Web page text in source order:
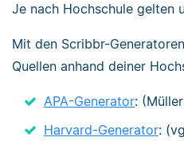
Je nach Hochschule gelten
Mit den Scribbr-
Quellen anhand deiner
APA-Generator:
Harvard-Generator: